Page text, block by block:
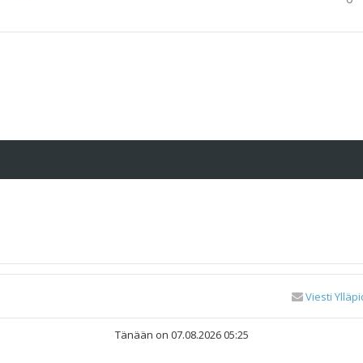
Viesti
Tänään on 07.08.2026 05:25